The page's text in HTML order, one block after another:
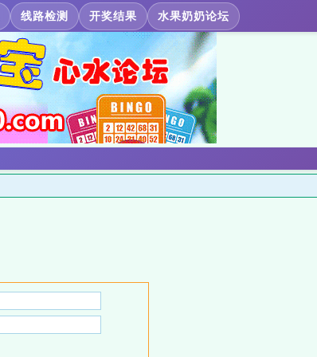
线路检测 开奖结果 水果奶奶论坛